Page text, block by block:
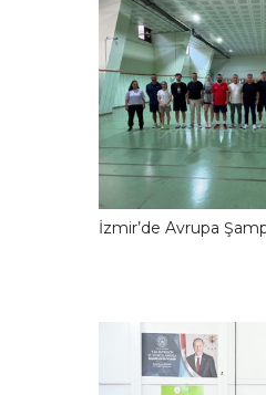
İzmir’de Avrupa